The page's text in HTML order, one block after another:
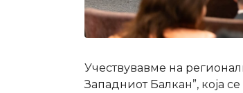
Учeствувавме на
Западниот Балкан”, која